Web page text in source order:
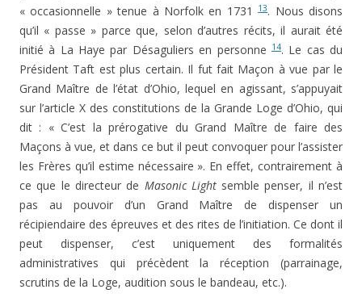
« occasionnelle » tenue à Norfolk en 173113. Nous disons
qu’il « passe » parce que, selon d’autres récits, il aurait été
initié à La Haye par Désaguliers en personne 14. Le cas du
Président Taft est plus certain. Il fut fait Maçon à vue par le
Grand Maître de l’état d’Ohio, lequel en agissant, s’appuyait
sur l’article X des constitutions de la Grande Loge d’Ohio, qui
dit : « C’est la prérogative du Grand Maître de faire des
Maçons à vue, et dans ce but il peut convoquer pour l’assister
les Frères qu’il estime nécessaire ». En effet, contrairement à
ce que le directeur de Masonic Lightsemble penser, il n’est
pas au pouvoir d’un Grand Maître de dispenser un
récipiendaire des épreuves et des rites de l’initiation. Ce dont il
peut dispenser, c’est uniquement des formalités
administratives qui précèdent la réception (parrainage,
scrutins de la Loge, audition sous le bandeau, etc.).